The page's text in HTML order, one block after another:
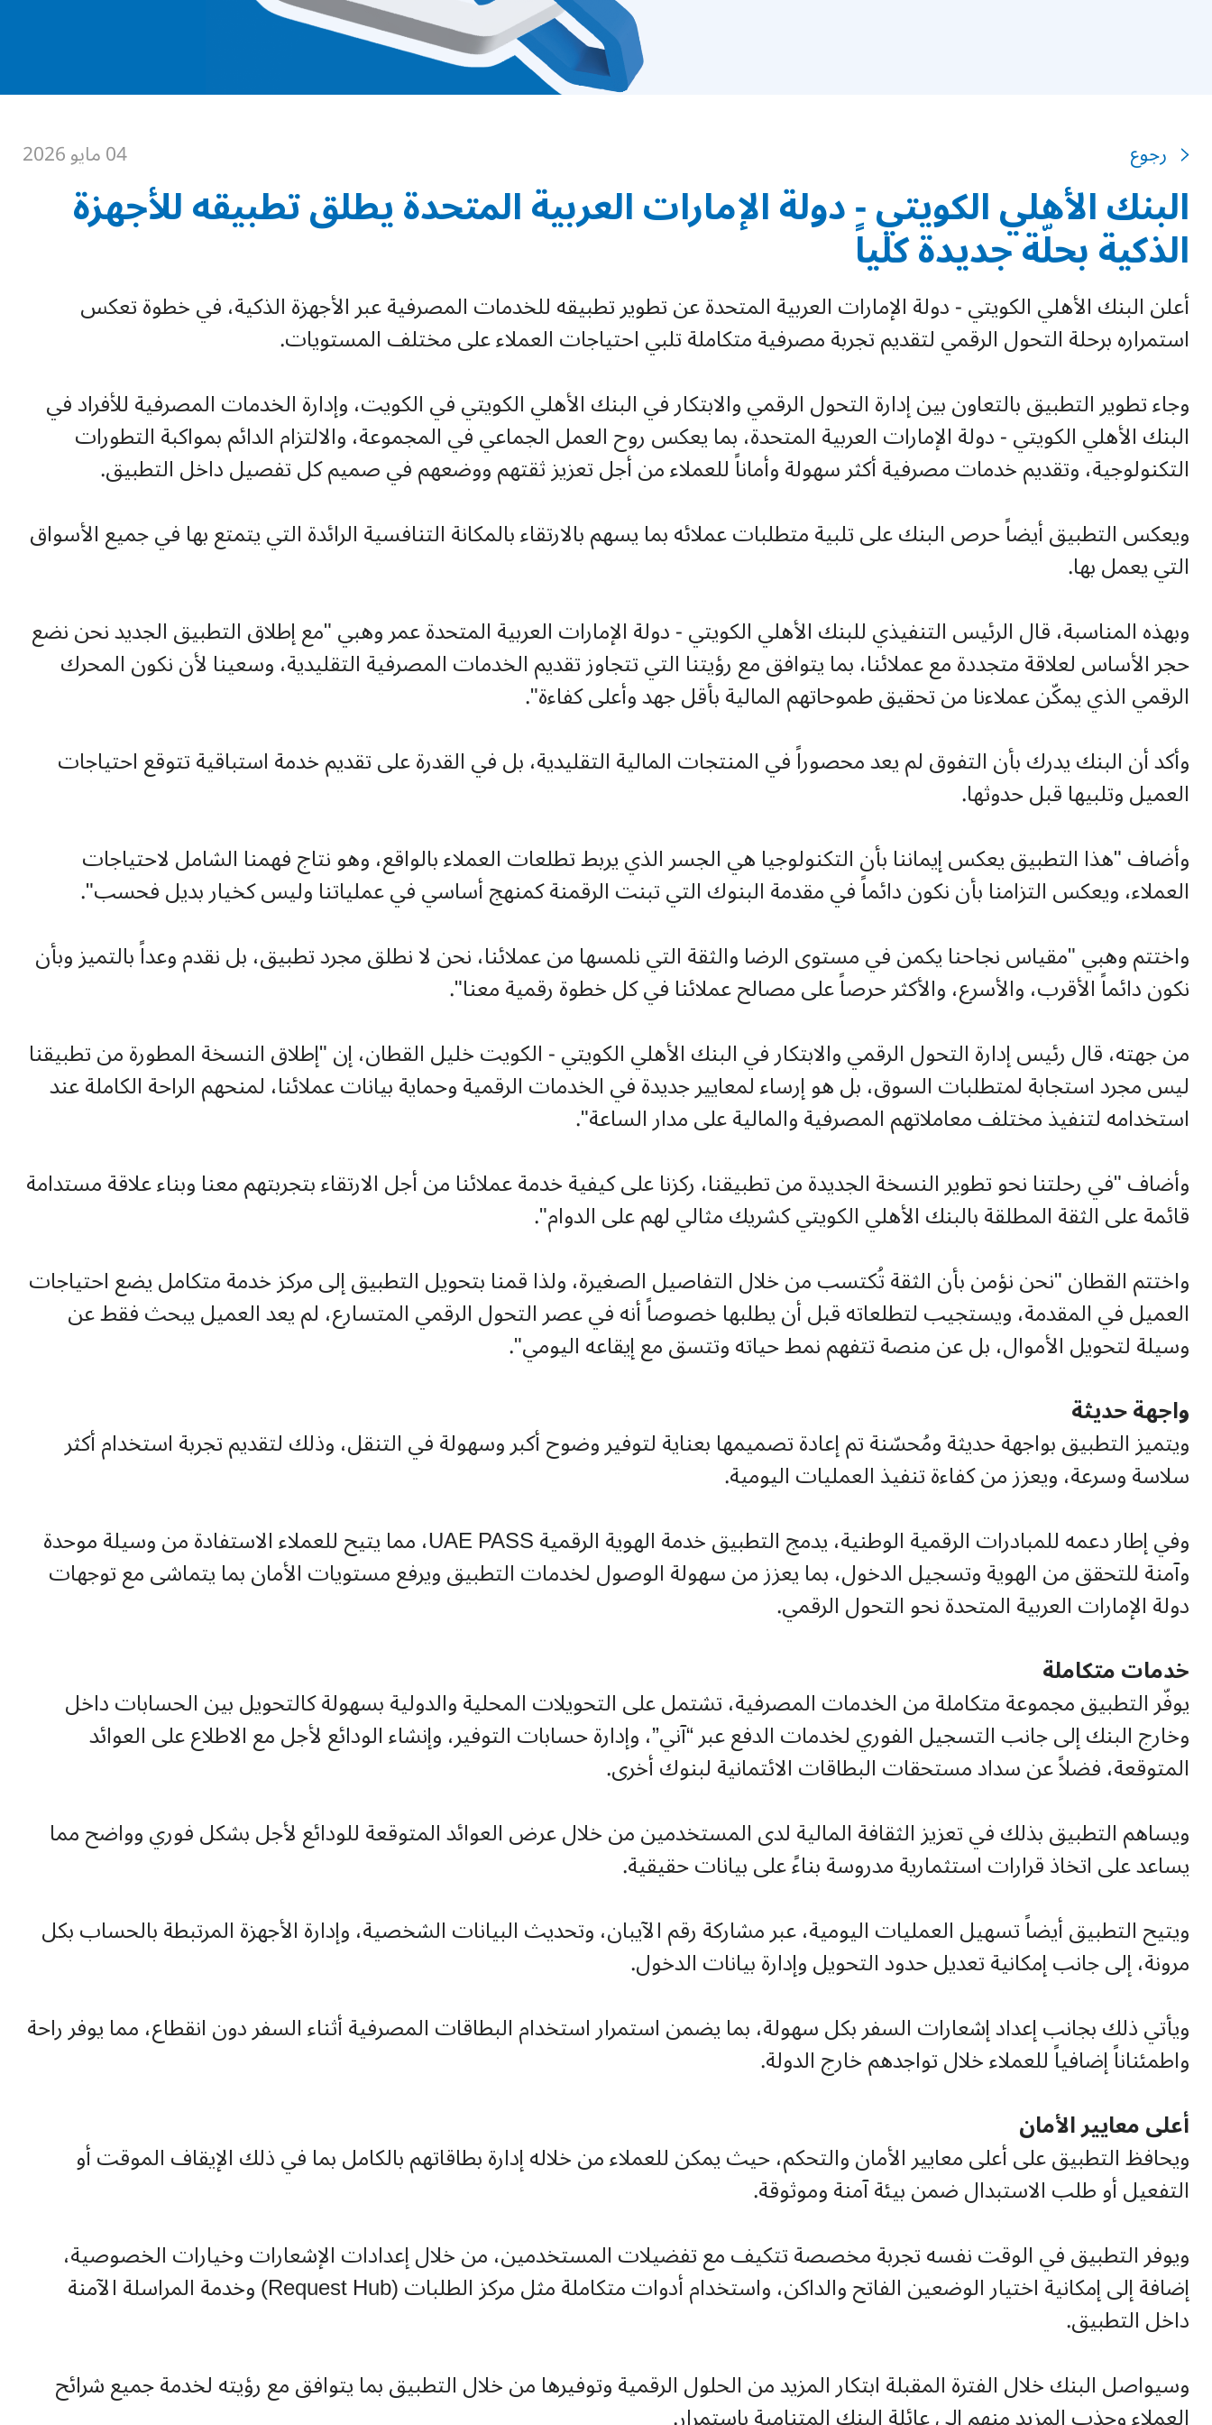
رجوع 04 مايو 2026
البنك الأهلي الكويتي - دولة الإمارات العربية المتحدة يطلق تطبيقه للأجهزة
الذكية بحلّة جديدة كلياً
أعلن البنك الأهلي الكويتي - دولة الإمارات العربية المتحدة عن تطوير تطبيقه للخدمات المصرفية عبر الأجهزة الذكية، في خطوة تعكس
استمراره برحلة التحول الرقمي لتقديم تجربة مصرفية متكاملة تلبي احتياجات العملاء على مختلف المستويات.
وجاء تطوير التطبيق بالتعاون بين إدارة التحول الرقمي والابتكار في البنك الأهلي الكويتي في الكويت، وإدارة الخدمات المصرفية للأفراد في
البنك الأهلي الكويتي - دولة الإمارات العربية المتحدة، بما يعكس روح العمل الجماعي في المجموعة، والالتزام الدائم بمواكبة التطورات
التكنولوجية، وتقديم خدمات مصرفية أكثر سهولة وأماناً للعملاء من أجل تعزيز ثقتهم ووضعهم في صميم كل تفصيل داخل التطبيق.
ويعكس التطبيق أيضاً حرص البنك على تلبية متطلبات عملائه بما يسهم بالارتقاء بالمكانة التنافسية الرائدة التي يتمتع بها في جميع الأسواق
التي يعمل بها.
وبهذه المناسبة، قال الرئيس التنفيذي للبنك الأهلي الكويتي - دولة الإمارات العربية المتحدة عمر وهبي "مع إطلاق التطبيق الجديد نحن نضع
حجر الأساس لعلاقة متجددة مع عملائنا، بما يتوافق مع رؤيتنا التي تتجاوز تقديم الخدمات المصرفية التقليدية، وسعينا لأن نكون المحرك
الرقمي الذي يمكّن عملاءنا من تحقيق طموحاتهم المالية بأقل جهد وأعلى كفاءة".
وأكد أن البنك يدرك بأن التفوق لم يعد محصوراً في المنتجات المالية التقليدية، بل في القدرة على تقديم خدمة استباقية تتوقع احتياجات
العميل وتلبيها قبل حدوثها.
وأضاف "هذا التطبيق يعكس إيماننا بأن التكنولوجيا هي الجسر الذي يربط تطلعات العملاء بالواقع، وهو نتاج فهمنا الشامل لاحتياجات
العملاء، ويعكس التزامنا بأن نكون دائماً في مقدمة البنوك التي تبنت الرقمنة كمنهج أساسي في عملياتنا وليس كخيار بديل فحسب".
واختتم وهبي "مقياس نجاحنا يكمن في مستوى الرضا والثقة التي نلمسها من عملائنا، نحن لا نطلق مجرد تطبيق، بل نقدم وعداً بالتميز وبأن
نكون دائماً الأقرب، والأسرع، والأكثر حرصاً على مصالح عملائنا في كل خطوة رقمية معنا".
من جهته، قال رئيس إدارة التحول الرقمي والابتكار في البنك الأهلي الكويتي - الكويت خليل القطان، إن "إطلاق النسخة المطورة من تطبيقنا
ليس مجرد استجابة لمتطلبات السوق، بل هو إرساء لمعايير جديدة في الخدمات الرقمية وحماية بيانات عملائنا، لمنحهم الراحة الكاملة عند
استخدامه لتنفيذ مختلف معاملاتهم المصرفية والمالية على مدار الساعة".
وأضاف "في رحلتنا نحو تطوير النسخة الجديدة من تطبيقنا، ركزنا على كيفية خدمة عملائنا من أجل الارتقاء بتجربتهم معنا وبناء علاقة مستدامة
قائمة على الثقة المطلقة بالبنك الأهلي الكويتي كشريك مثالي لهم على الدوام".
واختتم القطان "نحن نؤمن بأن الثقة تُكتسب من خلال التفاصيل الصغيرة، ولذا قمنا بتحويل التطبيق إلى مركز خدمة متكامل يضع احتياجات
العميل في المقدمة، ويستجيب لتطلعاته قبل أن يطلبها خصوصاً أنه في عصر التحول الرقمي المتسارع، لم يعد العميل يبحث فقط عن
وسيلة لتحويل الأموال، بل عن منصة تتفهم نمط حياته وتتسق مع إيقاعه اليومي".
واجهة حديثة
ويتميز التطبيق بواجهة حديثة ومُحسّنة تم إعادة تصميمها بعناية لتوفير وضوح أكبر وسهولة في التنقل، وذلك لتقديم تجربة استخدام أكثر
سلاسة وسرعة، ويعزز من كفاءة تنفيذ العمليات اليومية.
وفي إطار دعمه للمبادرات الرقمية الوطنية، يدمج التطبيق خدمة الهوية الرقمية UAE PASS، مما يتيح للعملاء الاستفادة من وسيلة موحدة
وآمنة للتحقق من الهوية وتسجيل الدخول، بما يعزز من سهولة الوصول لخدمات التطبيق ويرفع مستويات الأمان بما يتماشى مع توجهات
دولة الإمارات العربية المتحدة نحو التحول الرقمي.
خدمات متكاملة
يوفّر التطبيق مجموعة متكاملة من الخدمات المصرفية، تشتمل على التحويلات المحلية والدولية بسهولة كالتحويل بين الحسابات داخل
وخارج البنك إلى جانب التسجيل الفوري لخدمات الدفع عبر “آني”، وإدارة حسابات التوفير، وإنشاء الودائع لأجل مع الاطلاع على العوائد
المتوقعة، فضلاً عن سداد مستحقات البطاقات الائتمانية لبنوك أخرى.
ويساهم التطبيق بذلك في تعزيز الثقافة المالية لدى المستخدمين من خلال عرض العوائد المتوقعة للودائع لأجل بشكل فوري وواضح مما
يساعد على اتخاذ قرارات استثمارية مدروسة بناءً على بيانات حقيقية.
ويتيح التطبيق أيضاً تسهيل العمليات اليومية، عبر مشاركة رقم الآيبان، وتحديث البيانات الشخصية، وإدارة الأجهزة المرتبطة بالحساب بكل
مرونة، إلى جانب إمكانية تعديل حدود التحويل وإدارة بيانات الدخول.
ويأتي ذلك بجانب إعداد إشعارات السفر بكل سهولة، بما يضمن استمرار استخدام البطاقات المصرفية أثناء السفر دون انقطاع، مما يوفر راحة
واطمئناناً إضافياً للعملاء خلال تواجدهم خارج الدولة.
أعلى معايير الأمان
ويحافظ التطبيق على أعلى معايير الأمان والتحكم، حيث يمكن للعملاء من خلاله إدارة بطاقاتهم بالكامل بما في ذلك الإيقاف الموقت أو
التفعيل أو طلب الاستبدال ضمن بيئة آمنة وموثوقة.
ويوفر التطبيق في الوقت نفسه تجربة مخصصة تتكيف مع تفضيلات المستخدمين، من خلال إعدادات الإشعارات وخيارات الخصوصية،
إضافة إلى إمكانية اختيار الوضعين الفاتح والداكن، واستخدام أدوات متكاملة مثل مركز الطلبات (Request Hub) وخدمة المراسلة الآمنة
داخل التطبيق.
وسيواصل البنك خلال الفترة المقبلة ابتكار المزيد من الحلول الرقمية وتوفيرها من خلال التطبيق بما يتوافق مع رؤيته لخدمة جميع شرائح